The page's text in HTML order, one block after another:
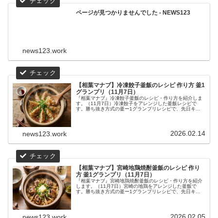
ページが見つかりませんでした - NEWS123
news123.work
【相葉マナブ】冷凍餃子釜飯のレシピ 作り方 釜1
グランプリ（11月7日）
『相葉マナブ』冷凍餃子釜飯のレシピ・作り方を紹介しま
す。（11月7日）冷凍餃子をアレンジした釜飯レシピで
す。勝ち抜き方式の釜ー1グランプリレシピで、先日キン
news123.work 2026.02.14
【相葉マナブ】宮崎地鶏焼酎釜飯のレシピ 作り
方 釜1グランプリ（11月7日）
『相葉マナブ』宮崎地鶏焼酎釜飯のレシピ・作り方を紹介
します。（11月7日）宮崎の地鶏をアレンジした釜飯で
す。勝ち抜き方式の釜ー1グランプリレシピで、先日キン